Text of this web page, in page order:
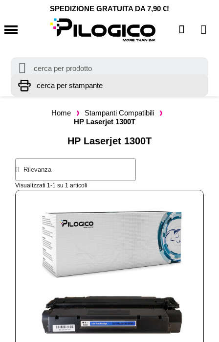
SPEDIZIONE GRATUITA DA 7,90 €!
Home
Stampanti Compatibili
HP Laserjet 1300T
HP Laserjet 1300T
Visualizzati 1-1 su 1 articoli